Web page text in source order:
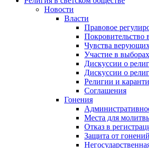
Новости
Власти
Правовое
Покровительство
Чувства
Участие в
Дискуссии о
Дискуссии о
Религии и
Соглашения
Гонения
Места для
Отказ в
Защита от гонений